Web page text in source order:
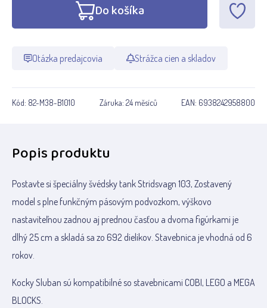
Do košíka
Otázka predajcovia Strážca cien a skladov
Kód: 82-M38-B1010 Záruka: 24 měsíců EAN: 6938242958800
Popis produktu
Postavte si špeciálny švédsky tank Stridsvagn 103, Zostavený
model s plne funkčným pásovým podvozkom, výškovo
nastaviteľnou zadnou aj prednou časťou a dvoma figúrkami je
dlhý 25 cm a skladá sa zo 692 dielikov. Stavebnica je vhodná od 6
rokov.
Kocky Sluban sú kompatibilné so stavebnicami COBI, LEGO a MEGA
BLOCKS.